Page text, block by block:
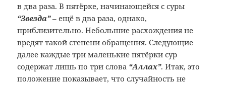
в два раза. В пятёрке, начинающейся с суры
“Звезда”– ещё в два раза, однако,
приблизительно. Небольшие расхождения не
вредят такой степени обращения. Следующие
далее каждые три маленькие пятёрки сур
содержат лишь по три слова “Аллах”. Итак, это
положение показывает, что случайность не